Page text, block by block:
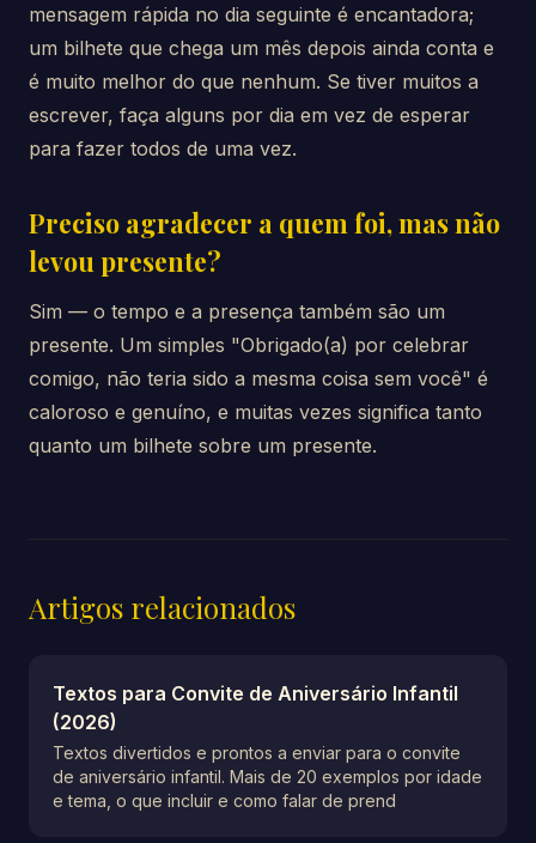
mensagem rápida no dia seguinte é encantadora;
um bilhete que chega um mês depois ainda conta e
é muito melhor do que nenhum. Se tiver muitos a
escrever, faça alguns por dia em vez de esperar
para fazer todos de uma vez.
Preciso agradecer a quem foi, mas não
levou presente?
Sim — o tempo e a presença também são um
presente. Um simples "Obrigado(a) por celebrar
comigo, não teria sido a mesma coisa sem você" é
caloroso e genuíno, e muitas vezes significa tanto
quanto um bilhete sobre um presente.
Artigos relacionados
Textos para Convite de Aniversário Infantil
(2026)
Textos divertidos e prontos a enviar para o convite
de aniversário infantil. Mais de 20 exemplos por idade
e tema, o que incluir e como falar de prend